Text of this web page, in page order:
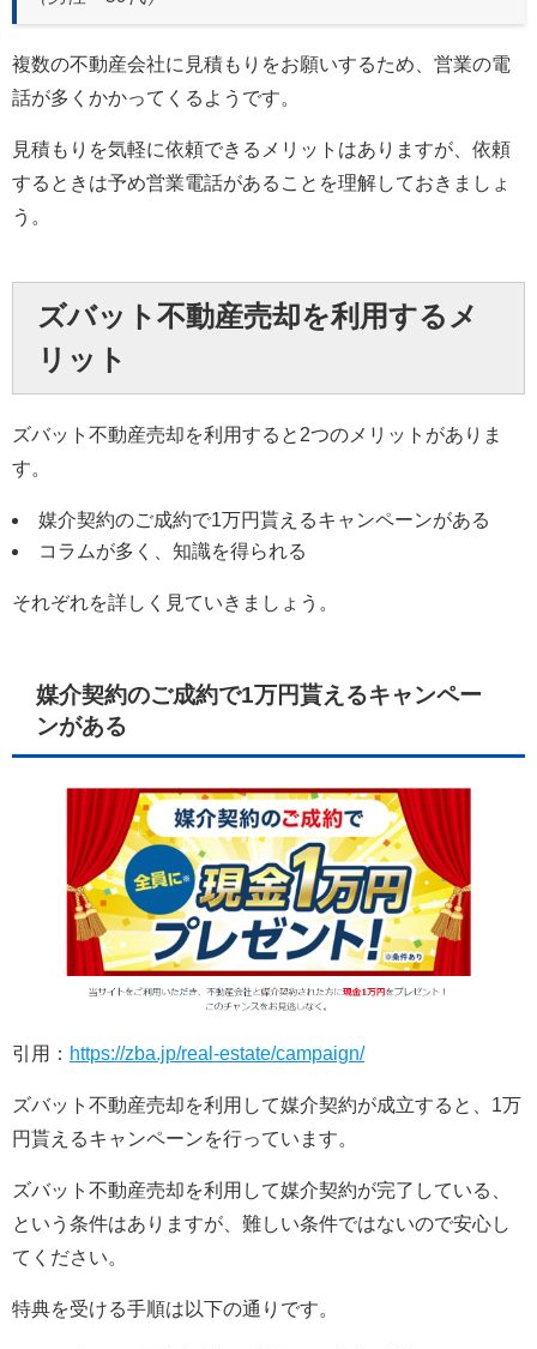
関西支社 0120-711-018
複数の不動産会社に見積もりをお願いするため、営業の電
話が多くかかってくるようです。
見積もりを気軽に依頼できるメリットはありますが、依頼
するときは予め営業電話があることを理解しておきましょ
う。
ズバット不動産売却を利用するメ
リット
ズバット不動産売却を利用すると2つのメリットがありま
す。
媒介契約のご成約で1万円貰えるキャンペーンがある
コラムが多く、知識を得られる
それぞれを詳しく見ていきましょう。
媒介契約のご成約で1万円貰えるキャンペー
ンがある
引用： https://zba.jp/real-estate/campaign/
ズバット不動産売却を利用して媒介契約が成立すると、1万
円貰えるキャンペーンを行っています。
ズバット不動産売却を利用して媒介契約が完了している、
という条件はありますが、難しい条件ではないので安心し
てください。
特典を受ける手順は以下の通りです。